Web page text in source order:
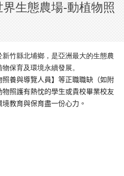
界生態農場-動植物照
竹縣北埔鄉， 是亞洲最大的生態農
物保育及環境永續發展。
養與導覽人員】等正職職缺（如附
照護有熱忱的學生或貴校畢業校友
教育與保育盡一份心力。